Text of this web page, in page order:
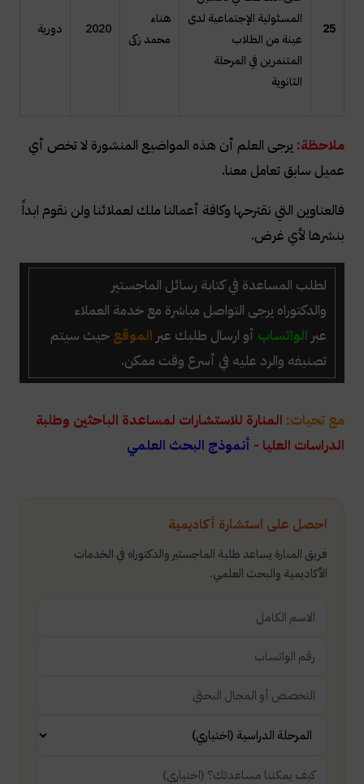
احصل على استشارة أكاديمية
فريق المنارة يساعد طلبة الماجستير والدكتوراه في الخدمات
الأكاديمية والبحث العلمي.
25
المسئولية الإجتماعية لدى
عينة من الطلاب
المتنمرين في المرحلة
الثانوية
هناء
محمد زكى
2020 دورية
ملاحظة: يرجى العلم أن هذه المواضيع المنشورة لا تخص أي
عميل سابق تعامل معنا.
فالعناوين التي نقترحها وكافة أعمالنا ملك لعملائنا ولن نقوم ابداً
بنشرها لأي غرض.
لطلب المساعدة في كتابة رسائل الماجستير
والدكتوراه يرجى التواصل مباشرة مع خدمة العملاء
عبر الواتساب أو ارسال طلبك عبر الموقع حيث سيتم
تصنيفه والرد عليه في أسرع وقت ممكن.
مع تحيات: المنارة للاستشارات لمساعدة الباحثين وطلبة
الدراسات العليا - أنموذج البحث العلمي